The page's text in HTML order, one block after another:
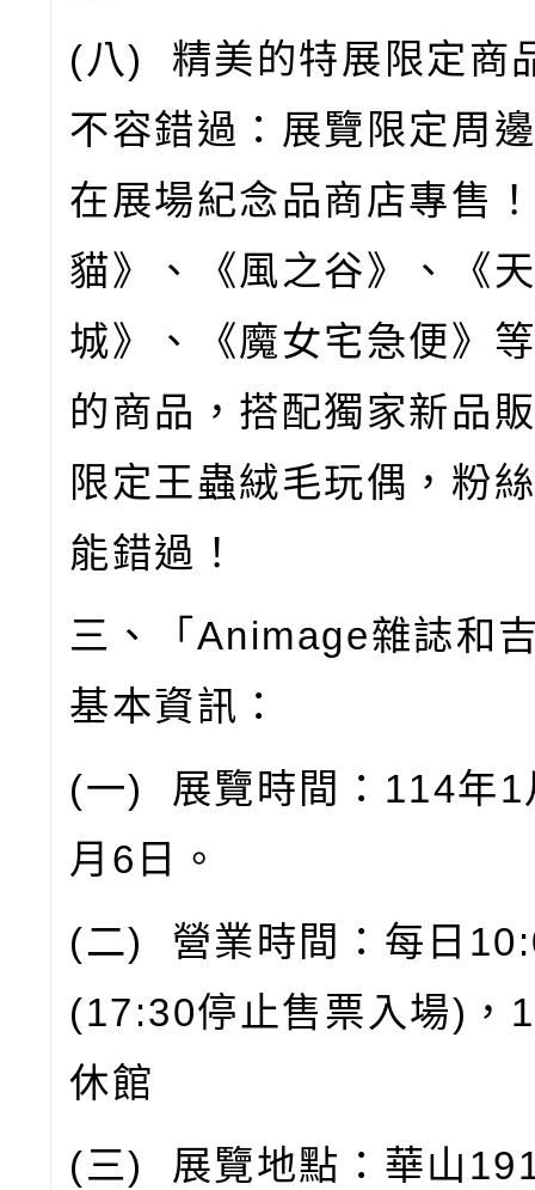
(八) 精美的特展限定商
不容錯過：展覽限定周
在展場紀念品商店專售
貓》、《風之谷》、《
城》、《魔女宅急便》
的商品，搭配獨家新品
限定王蟲絨毛玩偶，粉
能錯過！
三、「 Animage雜誌和
基本資訊：
(一) 展覽時間： 114年1
月 6 日。
(二) 營業時間：每日
(17:30停止售票入場) ，
休館
(三) 展覽地點：華山